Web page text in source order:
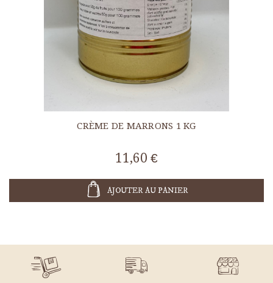
CRÈME DE MARRONS 1 KG
11,60 €
AJOUTER AU PANIER